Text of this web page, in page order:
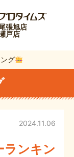
張旭店
戸店
グ
ランキン
2024.11.06